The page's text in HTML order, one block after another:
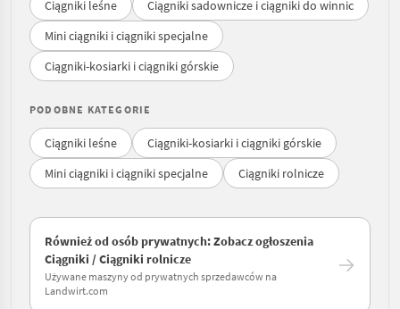
Ciągniki leśne
Ciągniki sadownicze i ciągniki do winnic
Mini ciągniki i ciągniki specjalne
Ciągniki-kosiarki i ciągniki górskie
PODOBNE KATEGORIE
Ciągniki leśne
Ciągniki-kosiarki i ciągniki górskie
Mini ciągniki i ciągniki specjalne
Ciągniki rolnicze
Również od osób prywatnych: Zobacz ogłoszenia
Ciągniki / Ciągniki rolnicze
Używane maszyny od prywatnych sprzedawców na
Landwirt.com